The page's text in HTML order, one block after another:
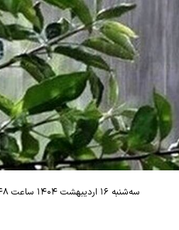
سه‌شنبه ۱۶ اردیبهشت ۱۴۰۴ ساعت